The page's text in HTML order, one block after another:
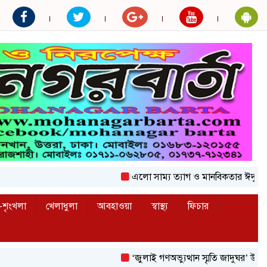
এলো সাম্য ত্যাগ ও মানবিকতার ঈদুল আজহা
খেলাধুলা আবহাওয়া স্বাস্থ্য ফিচার
‘জুলাই গণঅভ্যুত্থান স্মৃতি জাদুঘর’ উদ্বোধন